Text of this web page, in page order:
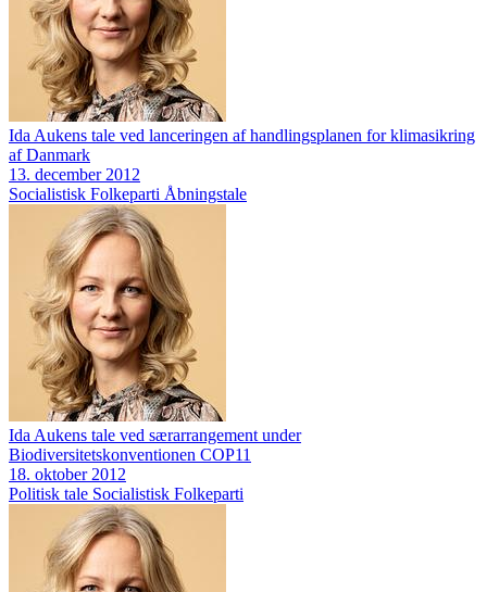
Ida Aukens tale ved lanceringen af handlingsplanen for klimasikring
af Danmark
13. december 2012
Socialistisk Folkeparti Åbningstale
Ida Aukens tale ved særarrangement under
Biodiversitetskonventionen COP11
18. oktober 2012
Politisk tale Socialistisk Folkeparti